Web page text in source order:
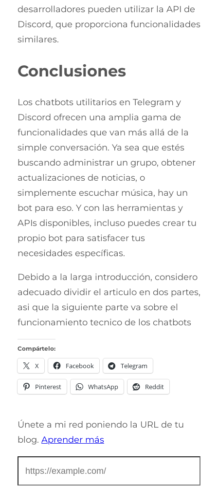
desarrolladores pueden utilizar la API de
Discord, que proporciona funcionalidades
similares.
Conclusiones
Los chatbots utilitarios en Telegram y
Discord ofrecen una amplia gama de
funcionalidades que van más allá de la
simple conversación. Ya sea que estés
buscando administrar un grupo, obtener
actualizaciones de noticias, o
simplemente escuchar música, hay un
bot para eso. Y con las herramientas y
APIs disponibles, incluso puedes crear tu
propio bot para satisfacer tus
necesidades específicas.
Debido a la larga introducción, considero
adecuado dividir el articulo en dos partes,
asi que la siguiente parte va sobre el
funcionamiento tecnico de los chatbots
Compártelo:
X Facebook Telegram
Pinterest WhatsApp Reddit
Únete a mi red poniendo la URL de tu
blog. Aprender más